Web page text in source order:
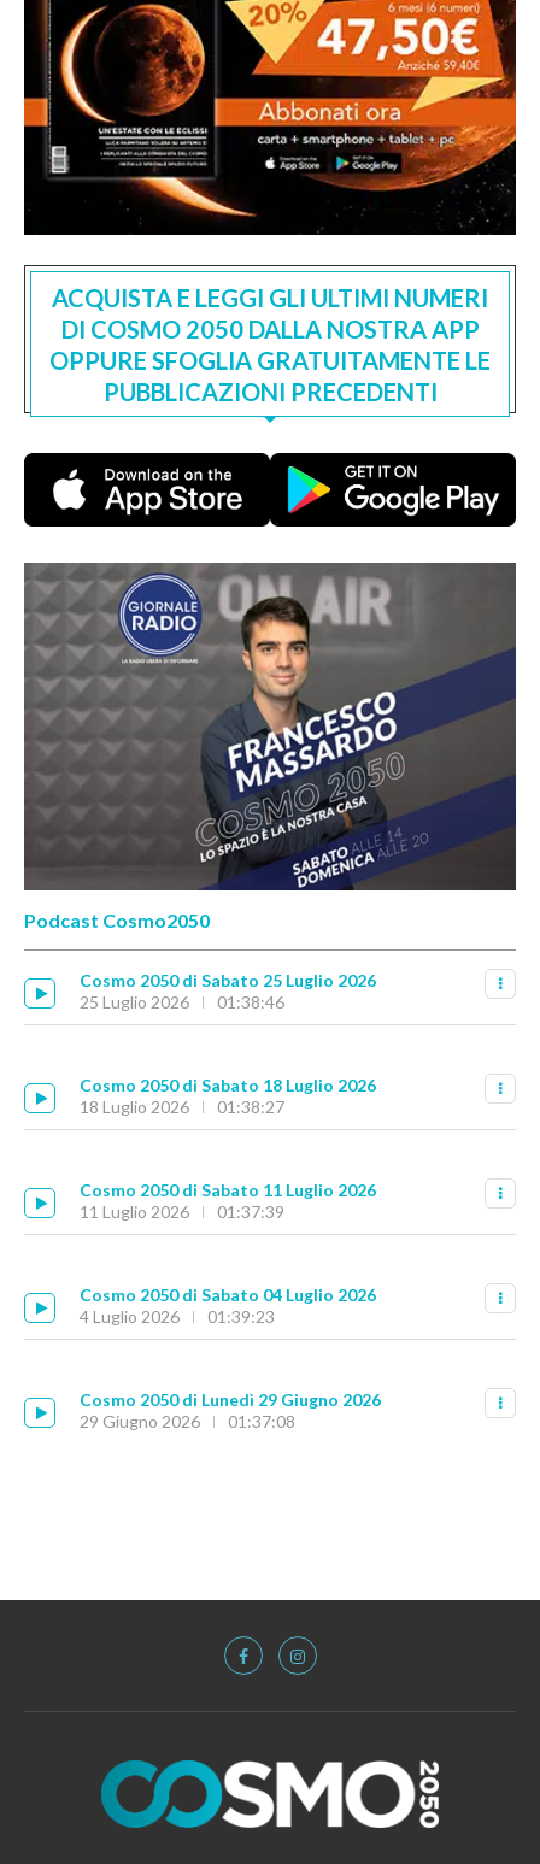
ACQUISTA E LEGGI GLI ULTIMI NUMERI
DI COSMO 2050 DALLA NOSTRA APP
OPPURE SFOGLIA GRATUITAMENTE LE
PUBBLICAZIONI PRECEDENTI
Podcast Cosmo2050
Cosmo 2050 di Sabato 25 Luglio 2026
25 Luglio 2026
01:38:46
Cosmo 2050 di Sabato 18 Luglio 2026
18 Luglio 2026
01:38:27
Cosmo 2050 di Sabato 11 Luglio 2026
11 Luglio 2026
01:37:39
Cosmo 2050 di Sabato 04 Luglio 2026
4 Luglio 2026
01:39:23
Cosmo 2050 di Lunedì 29 Giugno 2026
29 Giugno 2026
01:37:08